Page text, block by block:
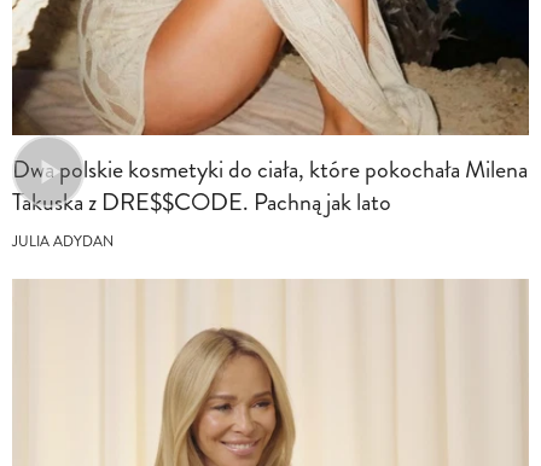
Dwa polskie kosmetyki do ciała, które pokochała Milena
Takuska z DRE$$CODE. Pachną jak lato
JULIA ADYDAN